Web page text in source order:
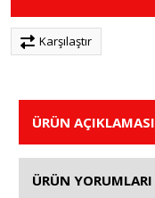
Karşılaştır
ÜRÜN AÇIKLAMASI
ÜRÜN YORUMLARI